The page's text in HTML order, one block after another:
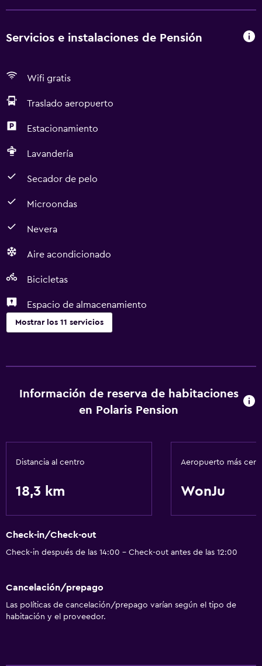
Servicios e instalaciones de Pensión
Wifi gratis
Traslado aeropuerto
Estacionamiento
Lavandería
Secador de pelo
Microondas
Nevera
Aire acondicionado
Bicicletas
Espacio de almacenamiento
Mostrar los 11 servicios
Traslado aeropuerto
Estacionamiento
Nevera
Servicios básicos
Lavandería
Actividades
Información de reserva de habitaciones
en Polaris Pension
Distancia al centro
18,3 km
Aeropuerto más
WonJu
Check-in/Check-out
Check-in después de las 14:00 - Check-out antes de las 12:00
Cancelación/prepago
Las políticas de cancelación/prepago varían según el tipo de
habitación y el proveedor.